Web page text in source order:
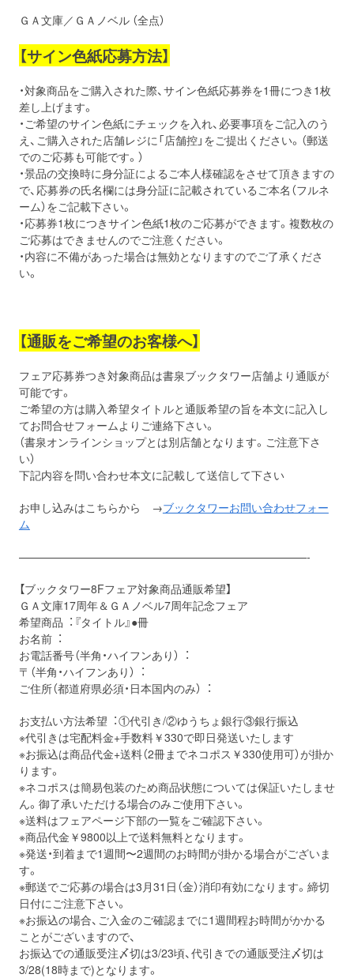
ＧＡ文庫／ＧＡノベル （全点）
【サイン色紙応募方法】
・対象商品をご購入された際、サイン色紙応募券を1冊につき1枚
差し上げます。
・ご希望のサイン色紙にチェックを入れ、必要事項をご記入のう
え、ご購入された店舗レジに「店舗控」をご提出ください。（郵送
でのご応募も可能です。）
・景品の交換時に身分証によるご本人様確認をさせて頂きますの
で、応募券の氏名欄には身分証に記載されているご本名（フルネ
ーム）をご記載下さい。
・応募券1枚につきサイン色紙1枚のご応募ができます。複数枚の
ご応募はできませんのでご注意ください。
・内容に不備があった場合は無効となりますのでご了承くださ
い。
【通販をご希望のお客様へ】
フェア応募券つき対象商品は書泉ブックタワー店舗より通販が
可能です。
ご希望の⽅は購⼊希望タイトルと通販希望の旨を本⽂に記⼊し
てお問合せフォームよりご連絡下さい。
（書泉オンラインショップとは別店舗となります。ご注意下さ
い）
下記内容を問い合わせ本⽂に記載して送信して下さい
お申し込みはこちらから →ブックタワーお問い合わせフォー
ム
——————————————————————————-
【ブックタワー8Fフェア対象商品通販希望】
ＧＡ文庫17周年＆ＧＡノベル7周年記念フェア
希望商品︓『タイトル』●冊
お名前︓
お電話番号（半角・ハイフンあり）︓
〒（半角・ハイフンあり）︓
ご住所（都道府県必須・日本国内のみ）︓
お⽀払い⽅法希望︓①代引き/②ゆうちょ銀行③銀⾏振込
※代引きは宅配料⾦+⼿数料￥330で即⽇発送いたします
※お振込は商品代金+送料（2冊までネコポス￥330使用可）が掛か
ります。
※ネコポスは簡易包装のため商品状態については保証いたしませ
ん。御了承いただける場合のみご使用下さい。
※送料はフェアページ下部の一覧をご確認下さい。
※商品代金￥9800以上で送料無料となります。
※発送・到着まで1週間〜2週間のお時間が掛かる場合がございま
す。
※郵送でご応募の場合は3月31日（金）消印有効になります。締切
⽇付にご注意下さい。
※お振込の場合、ご入金のご確認までに1週間程お時間がかかる
ことがございますので、
お振込での通販受注〆切は3/23頃、代引きでの通販受注〆切は
3/28(18時まで)となります。